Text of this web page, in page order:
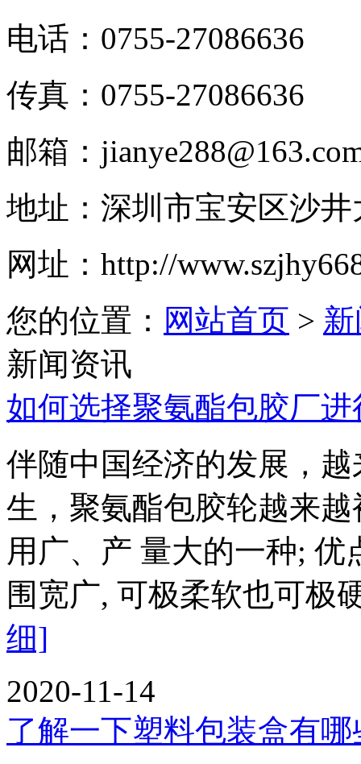
电话： 0755-27086636
传真： 0755-27086636
邮箱：
地址： 深圳市宝安区沙
网址： http://
您的位置： 网站首页 >
新闻资讯
如何选择聚氨酯包胶厂
伴随中国经济的发展，
生，聚氨酯包胶轮越来
用广、产 量大的一种;
围宽广, 可极柔软也可
细]
2020-11-14
了解一下塑料包装盒有